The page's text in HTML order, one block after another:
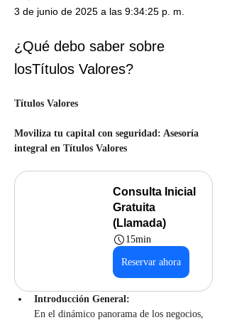
3 de junio de 2025 a las 9:34:25 p. m.
¿Qué debo saber sobre
losTítulos Valores?
Títulos Valores
Moviliza tu capital con seguridad: Asesoría
integral en Títulos Valores
Consulta Inicial
Gratuita
(Llamada)
15min
Reservar ahora
Introducción General:
En el dinámico panorama de los negocios,